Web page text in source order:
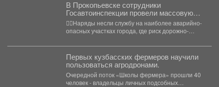
В Прокопьевске сотрудники
Госавтоинспекции провели массовую
проверку водителей
👮‍♂Наряды несли службу на наиболее аварийно-
опасных участках города, где риск дорожно-
Основная...
Первых кузбасских фермеров научили
пользоваться агродронами.
Очередной поток «Школы фермера» прошли 40
человек - владельцы личных подсобных